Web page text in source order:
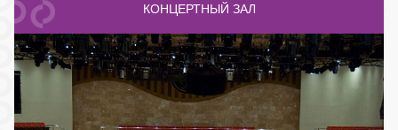
КОНЦЕРТНЫЙ ЗАЛ